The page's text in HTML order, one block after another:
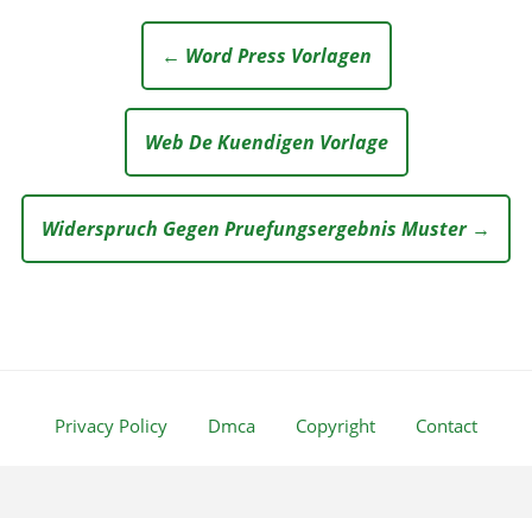
← Word Press Vorlagen
Web De Kuendigen Vorlage
Widerspruch Gegen Pruefungsergebnis Muster →
Privacy Policy Dmca Copyright Contact